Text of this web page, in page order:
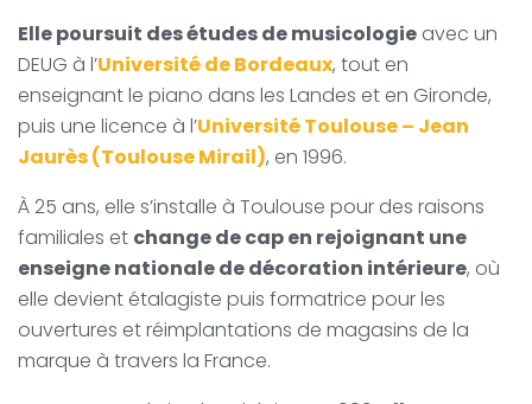
Elle poursuit des études de musicologie avec un
DEUG à l’Université de Bordeaux, tout en
enseignant le piano dans les Landes et en Gironde,
puis une licence à l’Université Toulouse – Jean
Jaurès (Toulouse Mirail), en 1996.
À 25 ans, elle s’installe à Toulouse pour des raisons
familiales et change de cap en rejoignant une
enseigne nationale de décoration intérieure, où
elle devient étalagiste puis formatrice pour les
ouvertures et réimplantations de magasins de la
marque à travers la France.